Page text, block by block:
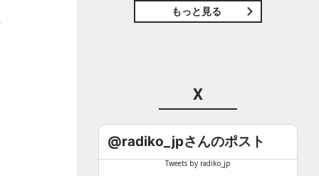
もっと見る
X
@radiko_jpさんのポスト
Tweets by radiko_jp